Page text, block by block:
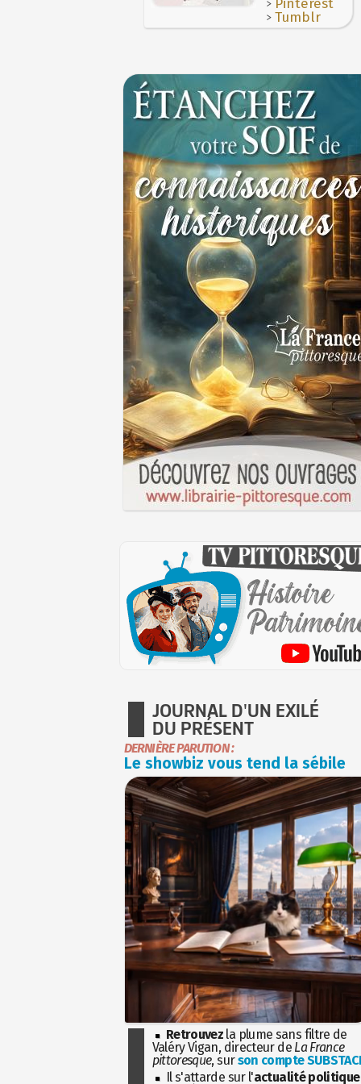
JOURNAL D'UN EXILÉ
DU PRÉSENT
DERNIÈRE PARUTION :
Le showbiz vous tend la sébile
Retrouvez la plume sans filtre de
Valéry Vigan, directeur de La France
pittoresque, surson compte
Il s'attarde sur l'actualité politique
Pinterest
>Tumblr